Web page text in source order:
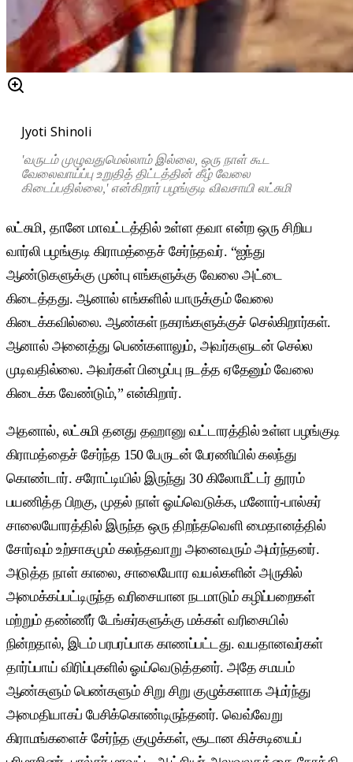
Jyoti Shinoli
'வருடம் முழுவதுமெல்லாம் இல்லை, ஒரு நாள் கூட
வேலைவாய்ப்பு உறுதித் திட்டத்தின் கீழ் வேலை
கிடைப்பதில்லை,' என்கிறார் பழங்குடி விவசாயி லட்சுமி
லட்சுமி, தானே மாவட்டத்தில் உள்ள தவா என்ற ஒரு சிறிய
வார்லி பழங்குடி கிராமத்தைச் சேர்ந்தவர். “ஐந்து
ஆண்டுகளுக்கு முன்பு எங்களுக்கு வேலை அட்டை
கிடைத்தது. ஆனால் எங்களில் யாருக்கும் வேலை
கிடைக்கவில்லை. ஆண்கள் நகரங்களுக்குச் செல்கிறார்கள்.
ஆனால் அனைத்து பெண்களாலும், அவர்களுடன் செல்ல
முடிவதில்லை. அவர்கள் பிழைப்பு நடத்த ஏதேனும் வேலை
கிடைக்க வேண்டும்,” என்கிறார்.
அதனால், லட்சுமி தனது தஹானு வட்டாரத்தில் உள்ள பழங்குடி
கிராமத்தைச் சேர்ந்த 150 பேருடன் பேரணியில் கலந்து
கொண்டார். சரோட்டியில் இருந்து 30 கிலோமீட்டர் தூரம்
பயணித்த பிறகு, முதல் நாள் ஓய்வெடுக்க, மனோர்-பால்கர்
சாலையோரத்தில் இருந்த ஒரு திறந்தவெளி மைதானத்தில்
சோர்வும் உற்சாகமும் கலந்தவாறு அனைவரும் அமர்ந்தனர்.
அடுத்த நாள் காலை, சாலையோர வயல்களின் அருகில்
அமைக்கப்பட்டிருந்த வரிசையான நடமாடும் கழிப்பறைகள்
மற்றும் தண்ணீர் டேங்கர்களுக்கு மக்கள் வரிசையில்
நின்றதால், இடம் பரபரப்பாக காணப்பட்டது. வயதானவர்கள்
தார்ப்பாய் விரிப்புகளில் ஓய்வெடுத்தனர். அதே சமயம்
ஆண்களும் பெண்களும் சிறு சிறு குழுக்களாக அமர்ந்து
அமைதியாகப் பேசிக்கொண்டிருந்தனர். வெவ்வேறு
கிராமங்களைச் சேர்ந்த குழுக்கள், சூடான கிச்சடியைப்